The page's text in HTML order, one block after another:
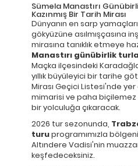
Sümela Manastırı
Kazınmış Bir Tarih Mirası
Dünyanın en sarp
gökyüzüne asılmışçasına
mirasına tanıklık etmeye
Manastırı günübirlik
Maçka ilçesindeki
yıllık büyüleyici bir tarihe
Mirası Geçici Listesi'nde yer
mimarisi ve paha
bir yolculuğa çıkaracak.
2026 tur sezonunda,
turuprogramımızla
Altındere Vadisi'nin
keşfedeceksiniz.